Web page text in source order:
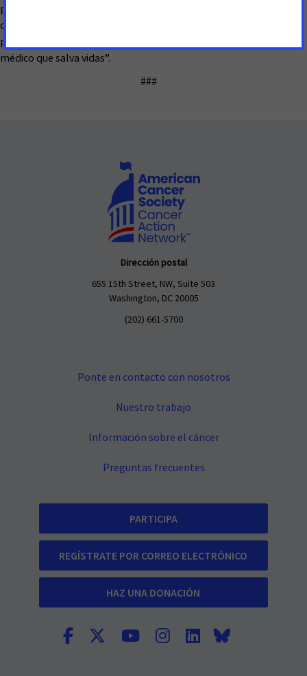
presionando a nivel federal y estatal en apoyo a la expansión
del programa y en contra de las políticas que pongan en
peligro el acceso de las personas a una cobertura de seguro
médico que salva vidas”.
###
Dirección postal
655 15th Street, NW, Suite 503
Washington, DC 20005
(202) 661-5700
Ponte en contacto con nosotros
Nuestro trabajo
Información sobre el cáncer
Preguntas frecuentes
PARTICIPA
REGÍSTRATE POR CORREO ELECTRÓNICO
HAZ UNA DONACIÓN